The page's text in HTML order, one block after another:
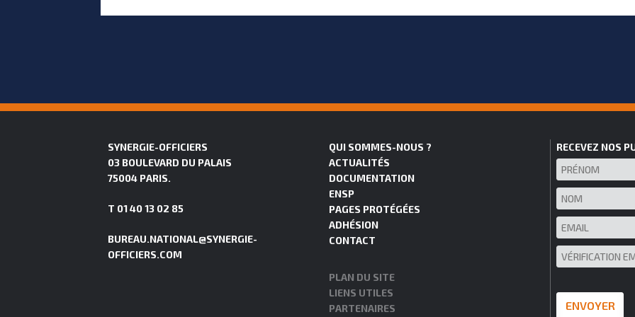
SYNERGIE-OFFICIERS
03 BOULEVARD DU PALAIS
75004 PARIS.
T 01 40 13 02 85
BUREAU.NATIONAL@SYNERGIE-
OFFICIERS.COM
QUI SOMMES-NOUS ?
ACTUALITÉS
DOCUMENTATION
ENSP
PAGES PROTÉGÉES
ADHÉSION
CONTACT
PLAN DU SITE
LIENS UTILES
PARTENAIRES
RECEVEZ NOS